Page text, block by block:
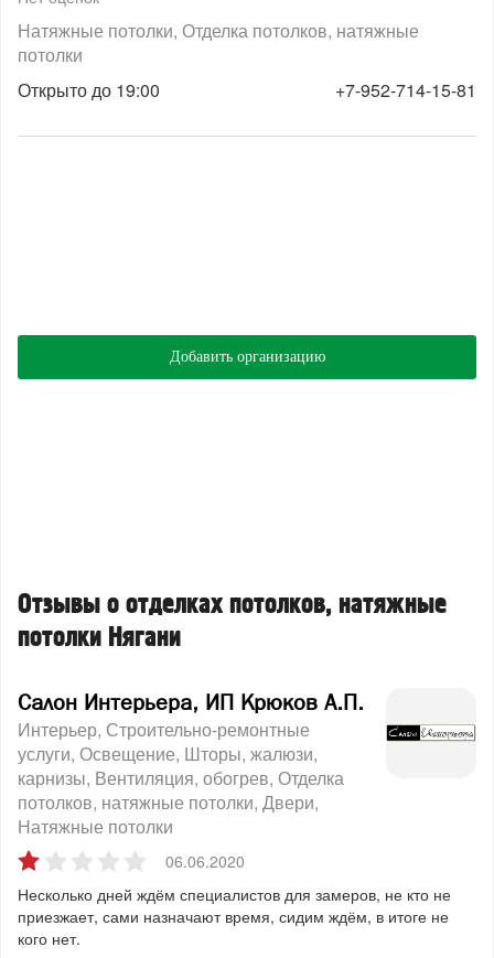
Натяжные потолки Отделка потолков, натяжные
потолки
Открыто до 19:00
+7-952-714-15-81
Добавить организацию
Отзывы о отделках потолков, натяжные
потолки Нягани
Салон Интерьера, ИП Крюков А.П.
Интерьер Строительно-ремонтные
услуги Освещение Шторы, жалюзи,
карнизы Вентиляция, обогрев Отделка
потолков, натяжные потолки Двери
Натяжные потолки
06.06.2020
Несколько дней ждём специалистов для замеров, не кто не
приезжает, сами назначают время, сидим ждём, в итоге не
кого нет.